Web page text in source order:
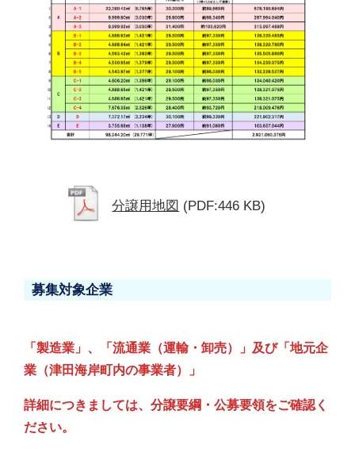
分譲用地図 (PDF:446 KB)
募集対象企業
「製造業」、「流通業（運輸・卸売）」及び「地元企
業（津田海岸町内の事業者）」
詳細につきましては、分譲要綱・公募要領をご確認く
ださい。